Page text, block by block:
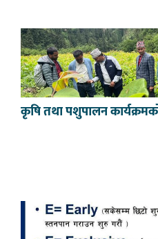
कृषि तथा पशुपालन